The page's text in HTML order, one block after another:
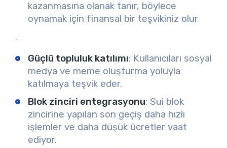
kazanmasına olanak tanır, böylece
oynamak için finansal bir teşvikiniz olur
.
Güçlü topluluk katılımı: Kullanıcıları sosyal
medya ve meme oluşturma yoluyla
katılmaya teşvik eder.
Blok zinciri entegrasyonu: Sui blok
zincirine yapılan son geçiş daha hızlı
işlemler ve daha düşük ücretler vaat
ediyor.